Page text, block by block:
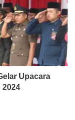
Upacara
2024